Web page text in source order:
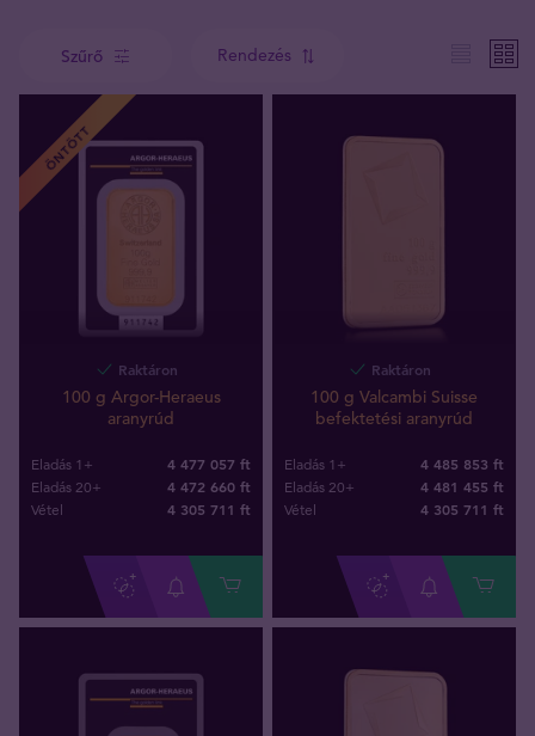
Szűrő Rendezés
ÖNTÖTT
Raktáron
100 g Argor-Heraeus
aranyrúd
Eladás 1+ 4 477 057 ft
Eladás 20+ 4 472 660 ft
Vétel 4 305 711 ft
Raktáron
100 g Valcambi Suisse
befektetési aranyrúd
Eladás 1+ 4 485 853 ft
Eladás 20+ 4 481 455 ft
Vétel 4 305 711 ft